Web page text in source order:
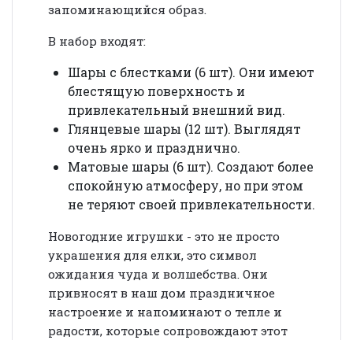
запоминающийся образ.
В набор входят:
Шары с блестками (6 шт). Они имеют
блестящую поверхность и
привлекательный внешний вид.
Глянцевые шары (12 шт). Выглядят
очень ярко и празднично.
Матовые шары (6 шт). Создают более
спокойную атмосферу, но при этом
не теряют своей привлекательности.
Новогодние игрушки - это не просто
украшения для елки, это символ
ожидания чуда и волшебства. Они
привносят в наш дом праздничное
настроение и напоминают о тепле и
радости, которые сопровождают этот